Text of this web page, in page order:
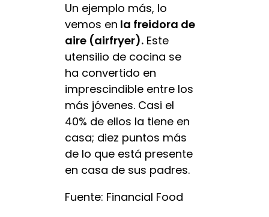
Un ejemplo más, lo
vemos en la freidora de
aire (airfryer).Este
utensilio de cocina se
ha convertido en
imprescindible entre los
más jóvenes. Casi el
40% de ellos la tiene en
casa; diez puntos más
de lo que está presente
en casa de sus padres.
Fuente: Financial Food